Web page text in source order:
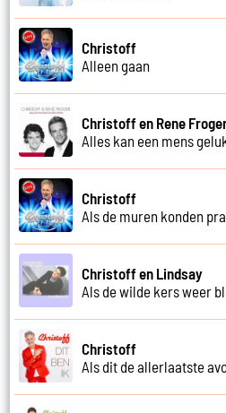
Christoff
Alleen gaan
Christoff en Rene
Alles kan een mens
Christoff
Als de muren konden
Christoff en Lindsay
Als de wilde kers weer
Christoff
Als dit de allerlaatste